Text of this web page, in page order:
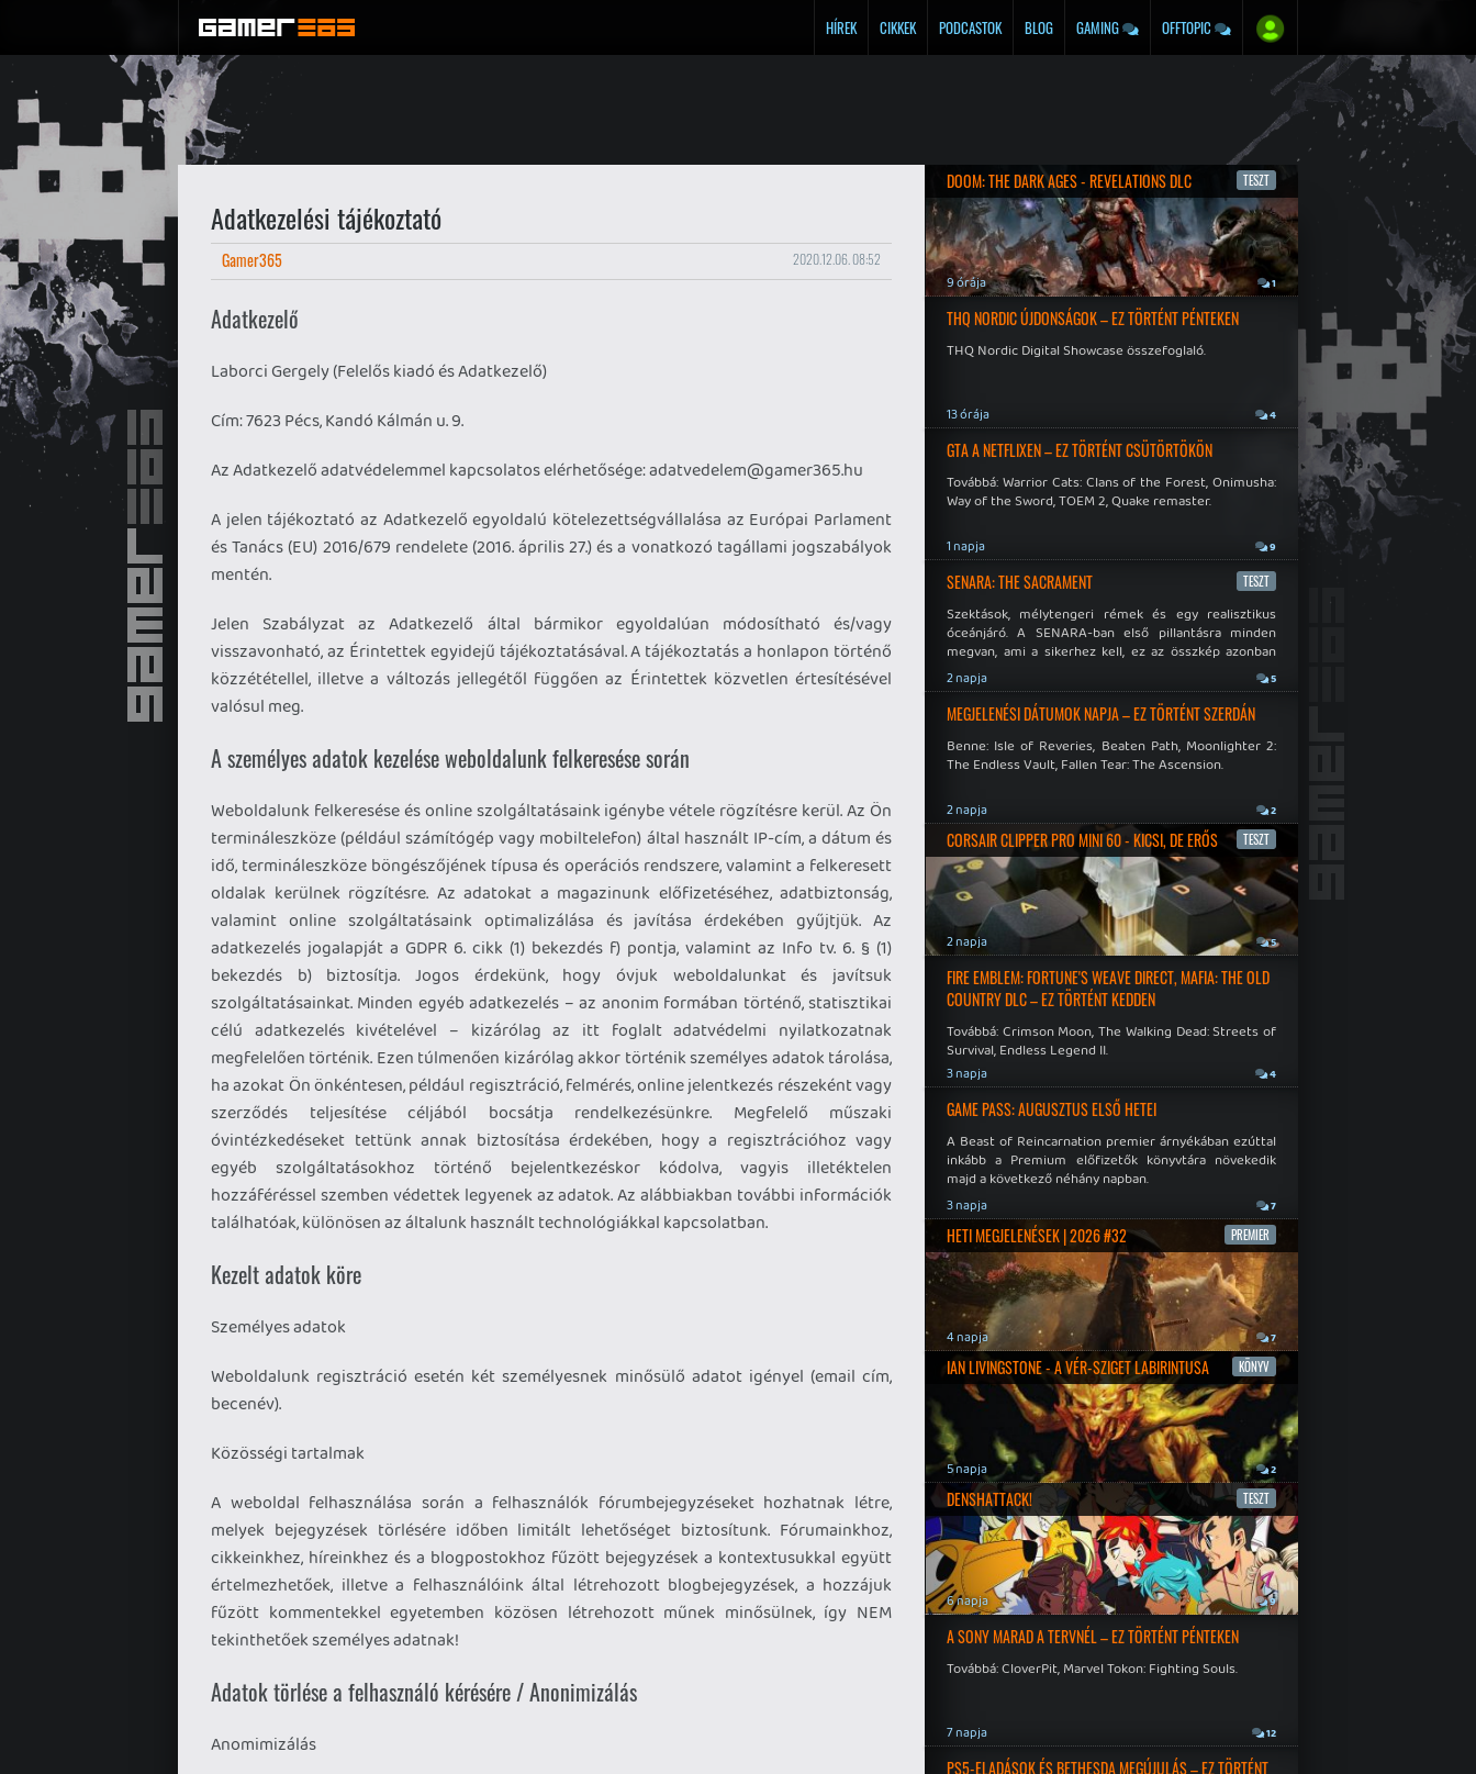
HÍREK CIKKEK PODCASTOK BLOG GAMING OFFTOPIC
Adatkezelési tájékoztató
Gamer365 2020.12.06. 08:52
Adatkezelő
Laborci Gergely (Felelős kiadó és Adatkezelő)
Cím: 7623 Pécs, Kandó Kálmán u. 9.
Az Adatkezelő adatvédelemmel kapcsolatos elérhetősége: adatvedelem@gamer365.hu
A jelen tájékoztató az Adatkezelő egyoldalú kötelezettségvállalása az Európai Parlament
és Tanács (EU) 2016/679 rendelete (2016. április 27.) és a vonatkozó tagállami jogszabályok
mentén.
Jelen Szabályzat az Adatkezelő által bármikor egyoldalúan módosítható és/vagy
visszavonható, az Érintettek egyidejű tájékoztatásával. A tájékoztatás a honlapon történő
közzététellel, illetve a változás jellegétől függően az Érintettek közvetlen értesítésével
valósul meg.
A személyes adatok kezelése weboldalunk felkeresése során
Weboldalunk felkeresése és online szolgáltatásaink igénybe vétele rögzítésre kerül. Az Ön
termináleszköze (például számítógép vagy mobiltelefon) által használt IP-cím, a dátum és
idő, termináleszköze böngészőjének típusa és operációs rendszere, valamint a felkeresett
oldalak kerülnek rögzítésre. Az adatokat a magazinunk előfizetéséhez, adatbiztonság,
valamint online szolgáltatásaink optimalizálása és javítása érdekében gyűjtjük. Az
adatkezelés jogalapját a GDPR 6. cikk (1) bekezdés f) pontja, valamint az Info tv. 6. § (1)
bekezdés b) biztosítja. Jogos érdekünk, hogy óvjuk weboldalunkat és javítsuk
szolgáltatásainkat. Minden egyéb adatkezelés – az anonim formában történő, statisztikai
célú adatkezelés kivételével – kizárólag az itt foglalt adatvédelmi nyilatkozatnak
megfelelően történik. Ezen túlmenően kizárólag akkor történik személyes adatok tárolása,
ha azokat Ön önkéntesen, például regisztráció, felmérés, online jelentkezés részeként vagy
szerződés teljesítése céljából bocsátja rendelkezésünkre. Megfelelő műszaki
óvintézkedéseket tettünk annak biztosítása érdekében, hogy a regisztrációhoz vagy
egyéb szolgáltatásokhoz történő bejelentkezéskor kódolva, vagyis illetéktelen
hozzáféréssel szemben védettek legyenek az adatok. Az alábbiakban további információk
találhatóak, különösen az általunk használt technológiákkal kapcsolatban.
Kezelt adatok köre
Személyes adatok
Weboldalunk regisztráció esetén két személyesnek minősülő adatot igényel (email cím,
becenév).
Közösségi tartalmak
A weboldal felhasználása során a felhasználók fórumbejegyzéseket hozhatnak létre,
melyek bejegyzések törlésére időben limitált lehetőséget biztosítunk. Fórumainkhoz,
cikkeinkhez, híreinkhez és a blogpostokhoz fűzött bejegyzések a kontextusukkal együtt
értelmezhetőek, illetve a felhasználóink által létrehozott blogbejegyzések, a hozzájuk
fűzött kommentekkel egyetemben közösen létrehozott műnek minősülnek, így NEM
tekinthetőek személyes adatnak!
Adatok törlése a felhasználó kérésére / Anonimizálás
Anomimizálás
DOOM: THE DARK AGES - REVELATIONS DLC TESZT
9 órája 1
THQ NORDIC ÚJDONSÁGOK – EZ TÖRTÉNT PÉNTEKEN
THQ Nordic Digital Showcase összefoglaló.
13 órája 4
GTA A NETFLIXEN – EZ TÖRTÉNT CSÜTÖRTÖKÖN
Továbbá: Warrior Cats: Clans of the Forest, Onimusha:
Way of the Sword, TOEM 2, Quake remaster.
1 napja 9
SENARA: THE SACRAMENT TESZT
Szektások, mélytengeri rémek és egy realisztikus
óceánjáró. A SENARA-ban első pillantásra minden
megvan, ami a sikerhez kell, ez az összkép azonban
becsapós.
2 napja 5
MEGJELENÉSI DÁTUMOK NAPJA – EZ TÖRTÉNT SZERDÁN
Benne: Isle of Reveries, Beaten Path, Moonlighter 2:
The Endless Vault, Fallen Tear: The Ascension.
2 napja 2
CORSAIR CLIPPER PRO MINI 60 - KICSI, DE ERŐS TESZT
2 napja 5
FIRE EMBLEM: FORTUNE'S WEAVE DIRECT, MAFIA: THE OLD
COUNTRY DLC – EZ TÖRTÉNT KEDDEN
Továbbá: Crimson Moon, The Walking Dead: Streets of
Survival, Endless Legend II.
3 napja 4
GAME PASS: AUGUSZTUS ELSŐ HETEI
A Beast of Reincarnation premier árnyékában ezúttal
inkább a Premium előfizetők könyvtára növekedik
majd a következő néhány napban.
3 napja 7
HETI MEGJELENÉSEK | 2026 #32 PREMIER
4 napja 7
IAN LIVINGSTONE - A VÉR-SZIGET LABIRINTUSA KÖNYV
5 napja 2
DENSHATTACK! TESZT
6 napja 9
A SONY MARAD A TERVNÉL – EZ TÖRTÉNT PÉNTEKEN
Továbbá: CloverPit, Marvel Tokon: Fighting Souls.
7 napja 12
PS5-ELADÁSOK ÉS BETHESDA MEGÚJULÁS – EZ TÖRTÉNT